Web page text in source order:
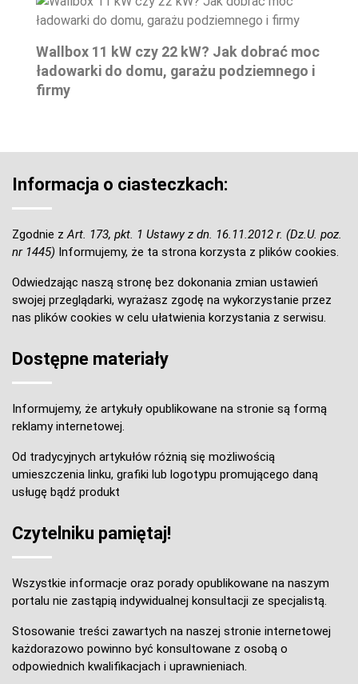
Wallbox 11 kW czy 22 kW? Jak dobrać moc
ładowarki do domu, garażu podziemnego i
firmy
Informacja o ciasteczkach:
Zgodnie zArt. 173, pkt. 1 Ustawy z dn. 16.11.2012 r. (Dz.U. poz.
nr 1445) Informujemy, że ta strona korzysta z plików cookies.
Odwiedzając naszą stronę bez dokonania zmian ustawień
swojej przeglądarki, wyrażasz zgodę na wykorzystanie przez
nas plików cookies w celu ułatwienia korzystania z serwisu.
Dostępne materiały
Informujemy, że artykuły opublikowane na stronie są formą
reklamy internetowej.
Od tradycyjnych artykułów różnią się możliwością
umieszczenia linku, grafiki lub logotypu promującego daną
usługę bądź produkt
Czytelniku pamiętaj!
Wszystkie informacje oraz porady opublikowane na naszym
portalu nie zastąpią indywidualnej konsultacji ze specjalistą.
Stosowanie treści zawartych na naszej stronie internetowej
każdorazowo powinno być konsultowane z osobą o
odpowiednich kwalifikacjach i uprawnieniach.